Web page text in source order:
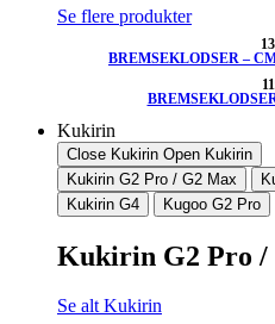
Se flere produkter
BREMSEKLODSER –
Kukirin
Close Kukirin Open Kukirin
Kukirin G2 Pro / G2 Max
Kukirin G4
Kugoo G2 Pro
Kukirin G2 Pro /
Se alt Kukirin